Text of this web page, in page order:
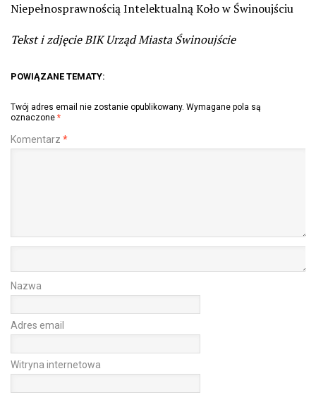
Niepełnosprawnością Intelektualną Koło w Świnoujściu
Tekst i zdjęcie BIK Urząd Miasta Świnoujście
POWIĄZANE TEMATY:
Twój adres email nie zostanie opublikowany. Wymagane pola są
oznaczone *
Komentarz *
Nazwa
Adres email
Witryna internetowa